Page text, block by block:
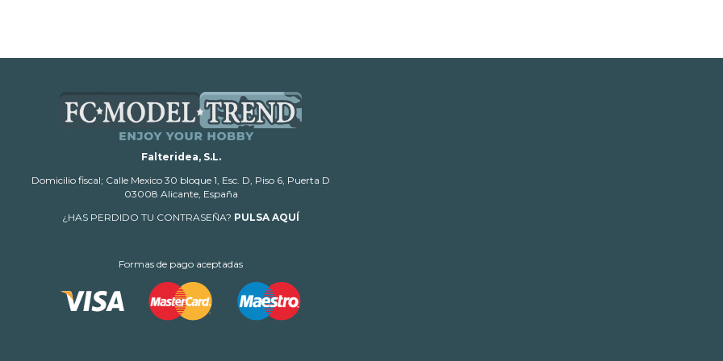
Falteridea, S.L.
Domicilio fiscal; Calle Mexico 30 bloque 1, Esc. D, Piso 6, Puerta D
03008 Alicante, España
¿HAS PERDIDO TU CONTRASEÑA? PULSA AQUÍ
Formas de pago aceptadas